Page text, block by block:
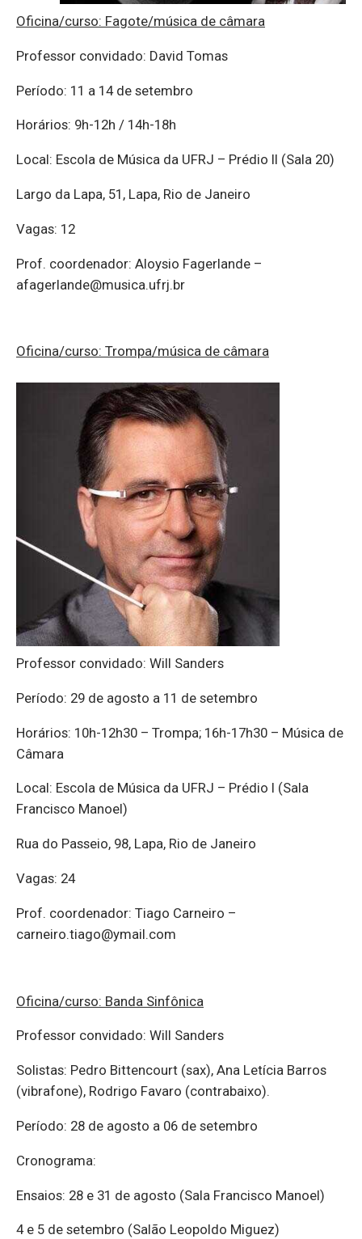
Oficina/curso: Fagote/música de câmara
Professor convidado: David Tomas
Período: 11 a 14 de setembro
Horários: 9h-12h / 14h-18h
Local: Escola de Música da UFRJ – Prédio II (Sala 20)
Largo da Lapa, 51, Lapa, Rio de Janeiro
Vagas: 12
Prof. coordenador: Aloysio Fagerlande –
afagerlande@musica.ufrj.br
Oficina/curso: Trompa/música de câmara
Professor convidado: Will Sanders
Período: 29 de agosto a 11 de setembro
Horários: 10h-12h30 – Trompa; 16h-17h30 – Música de
Câmara
Local: Escola de Música da UFRJ – Prédio I (Sala
Francisco Manoel)
Rua do Passeio, 98, Lapa, Rio de Janeiro
Vagas: 24
Prof. coordenador: Tiago Carneiro –
carneiro.tiago@ymail.com
Oficina/curso: Banda Sinfônica
Professor convidado: Will Sanders
Solistas: Pedro Bittencourt (sax), Ana Letícia Barros
(vibrafone), Rodrigo Favaro (contrabaixo).
Período: 28 de agosto a 06 de setembro
Cronograma:
Ensaios: 28 e 31 de agosto (Sala Francisco Manoel)
4 e 5 de setembro (Salão Leopoldo Miguez)